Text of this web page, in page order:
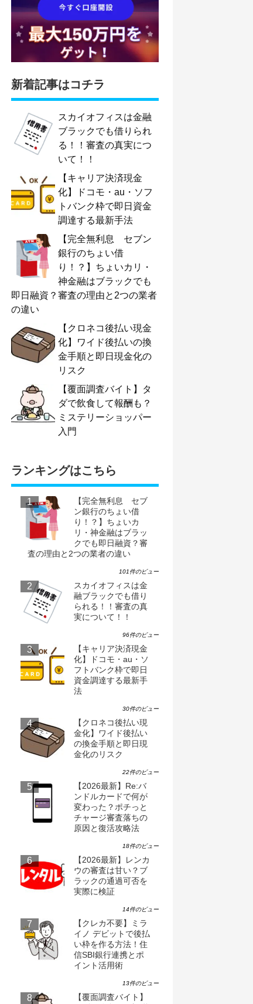
【aupayカード即時利用サービス】
新着記事はコチラ
スカイオフィスは金融
ブラックでも借りられ
る！！審査の真実につ
いて！！
【キャリア決済現金
化】ドコモ・au・ソフ
トバンク枠で即日資金
調達する最新手法
【完全無利息 セブン
銀行のちょい借
り！？】ちょいカリ・
神金融はブラックでも
即日融資？審査の理由と2つの業者
の違い
【クロネコ後払い現金
化】ワイド後払いの換
金手順と即日現金化の
リスク
【覆面調査バイト】タ
ダで飲食して報酬も？
ミステリーショッパー
入門
ランキングはこちら
【完全無利息 セブ
ン銀行のちょい借
り！？】ちょいカ
リ・神金融はブラッ
クでも即日融資？審
査の理由と2つの業者の違い
101件のビュー
スカイオフィスは金
融ブラックでも借り
られる！！審査の真
実について！！
96件のビュー
【キャリア決済現金
化】ドコモ・au・ソ
フトバンク枠で即日
資金調達する最新手
法
30件のビュー
【クロネコ後払い現
金化】ワイド後払い
の換金手順と即日現
金化のリスク
22件のビュー
【2026最新】Re:バ
ンドルカードで何が
変わった？ポチっと
チャージ審査落ちの
原因と復活攻略法
18件のビュー
【2026最新】レンカ
ウの審査は甘い？ブ
ラックの通過可否を
実際に検証
14件のビュー
【クレカ不要】ミラ
イノ デビットで後払
い枠を作る方法！住
信SBI銀行連携とポ
イント活用術
13件のビュー
【覆面調査バイト】